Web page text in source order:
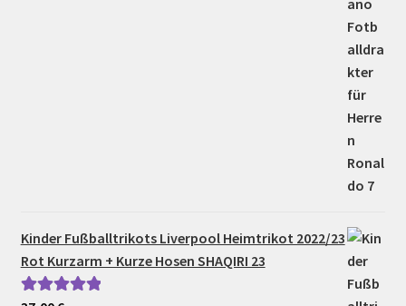
Kinder Fußballtrikots Liverpool Heimtrikot 2022/23
Rot Kurzarm + Kurze Hosen SHAQIRI 23